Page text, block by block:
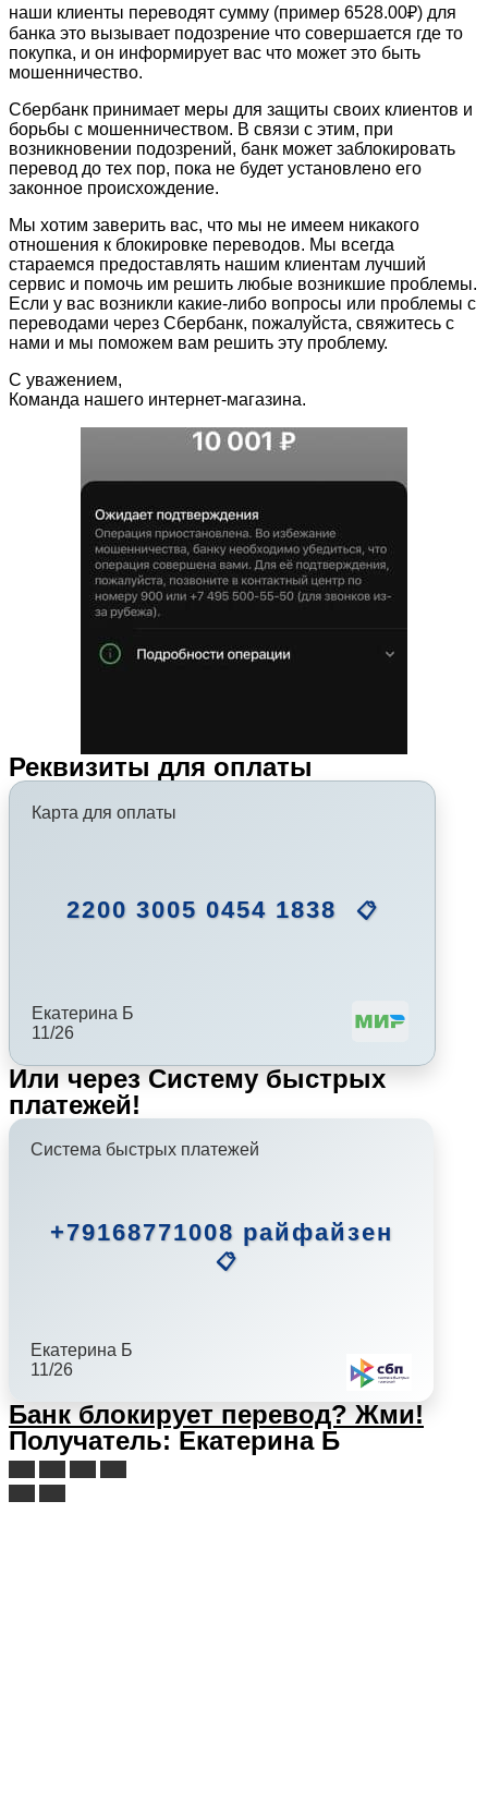
наши клиенты переводят сумму (пример 6528.00₽) для
банка это вызывает подозрение что совершается где то
покупка, и он информирует вас что может это быть
мошенничество.
Сбербанк принимает меры для защиты своих клиентов и
борьбы с мошенничеством. В связи с этим, при
возникновении подозрений, банк может заблокировать
перевод до тех пор, пока не будет установлено его
законное происхождение.
Мы хотим заверить вас, что мы не имеем никакого
отношения к блокировке переводов. Мы всегда
стараемся предоставлять нашим клиентам лучший
сервис и помочь им решить любые возникшие проблемы.
Если у вас возникли какие-либо вопросы или проблемы с
переводами через Сбербанк, пожалуйста, свяжитесь с
нами и мы поможем вам решить эту проблему.
С уважением,
Команда нашего интернет-магазина.
Реквизиты для оплаты
Карта для оплаты
2200 3005 0454 1838 📋
Екатерина Б
11/26
Или через Систему быстрых
платежей!
Система быстрых платежей
+79168771008 райфайзен
📋
Екатерина Б
11/26
Банк блокирует перевод? Жми!
Получатель: Екатерина Б